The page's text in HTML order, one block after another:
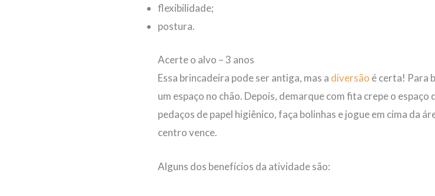
flexibilidade;
postura.
Acerte o alvo – 3 anos
Essa brincadeira pode ser antiga, mas a diversão é certa! Para
um espaço no chão. Depois, demarque com fita crepe o
pedaços de papel higiênico, faça bolinhas e jogue em cima da
centro vence.
Alguns dos benefícios da atividade são: